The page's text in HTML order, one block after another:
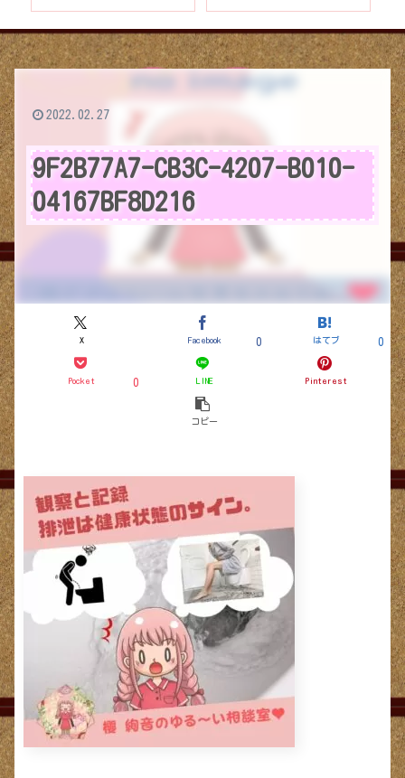
9F2B77A7-CB3C-4207-B010-
04167BF8D216
X Facebook 0 はてブ 0
Pocket 0 LINE Pinterest
コピー
2022.02.27